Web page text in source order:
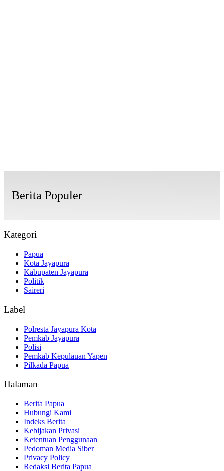
Berita Populer
Kategori
Papua
Kota Jayapura
Kabupaten Jayapura
Politik
Saireri
Label
Polresta Jayapura Kota
Pemkab Jayapura
Polisi
Pemkab Kepulauan Yapen
Pilkada Papua
Halaman
Berita Papua
Hubungi Kami
Indeks Berita
Kebijakan Privasi
Ketentuan Penggunaan
Pedoman Media Siber
Privacy Policy
Redaksi Berita Papua